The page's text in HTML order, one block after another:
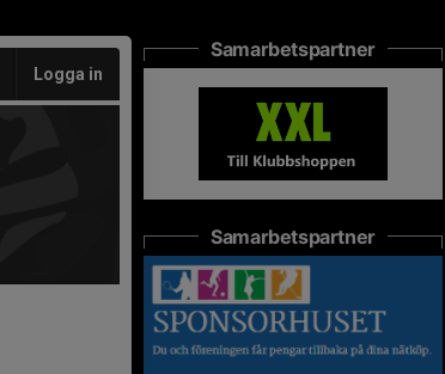
Logga in
Samarbetspartner
Samarbetspartner